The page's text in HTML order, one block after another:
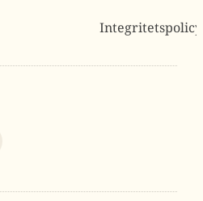
Integritetspolicy